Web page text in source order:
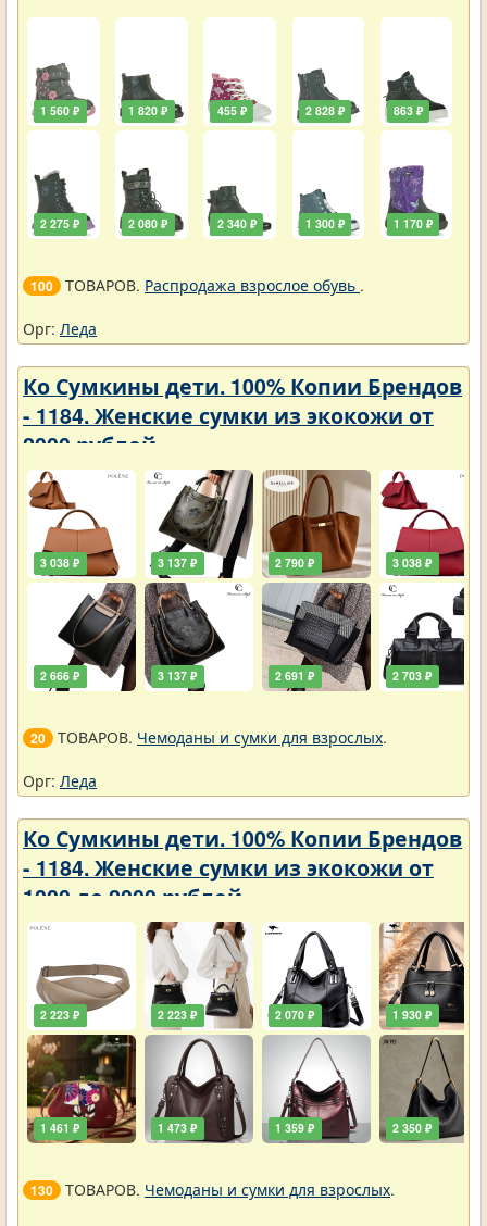
1 560 ₽
2 275 ₽
1 820 ₽
2 080 ₽
455 ₽
2 340 ₽
2 828 ₽
1 300 ₽
863 ₽
1 170 ₽
100 ТОВАРОВ. Распродажа взрослое обувь .
Орг: Леда
Ко Сумкины дети. 100% Копии Брендов
- 1184. Женские сумки из экокожи от
2000 рублей
3 038 ₽
2 666 ₽
3 137 ₽
3 137 ₽
2 790 ₽
2 691 ₽
3 038 ₽
2 703 ₽
20 ТОВАРОВ. Чемоданы и сумки для взрослых.
Орг: Леда
Ко Сумкины дети. 100% Копии Брендов
- 1184. Женские сумки из экокожи от
1000 до 2000 рублей
2 223 ₽
1 461 ₽
2 223 ₽
1 473 ₽
2 070 ₽
1 359 ₽
1 930 ₽
2 350 ₽
130 ТОВАРОВ. Чемоданы и сумки для взрослых.